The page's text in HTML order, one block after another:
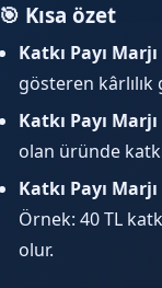
🎯 Kısa özet
Katkı Payı
gösteren
Katkı Payı
olan üründe
Katkı Payı
Örnek: 40 TL
olur.